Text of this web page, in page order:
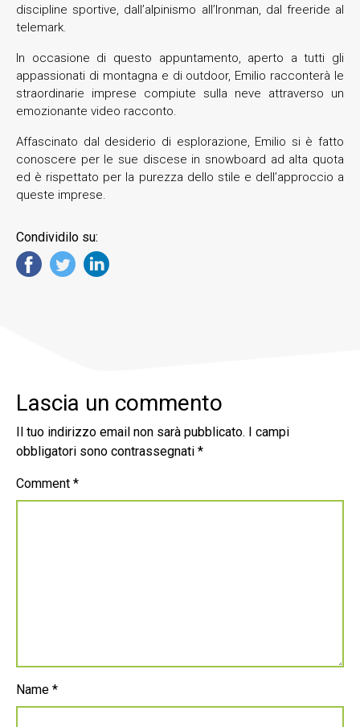
discipline sportive, dall’alpinismo all’Ironman, dal freeride al
telemark.
In occasione di questo appuntamento, aperto a tutti gli
appassionati di montagna e di outdoor, Emilio racconterà le
straordinarie imprese compiute sulla neve attraverso un
emozionante video racconto.
Affascinato dal desiderio di esplorazione, Emilio si è fatto
conoscere per le sue discese in snowboard ad alta quota
ed è rispettato per la purezza dello stile e dell’approccio a
queste imprese.
Condividilo su:
Lascia un commento
Il tuo indirizzo email non sarà pubblicato.
I campi
obbligatori sono contrassegnati *
Comment *
Name *